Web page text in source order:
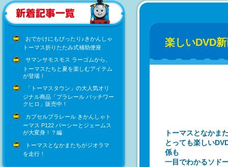
おでかけにもぴったり♪きかんしゃ
トーマス折りたたみ式補助便座
サマンサモスモス ラーゴムから、
トーマスたちと夏を楽しむアイテム
が登場！
「トーマスタウン」の大人気オリ
ジナル商品「プラレール パッチワー
クヒロ」販売中！
カプセルプラレール きかんしゃト
ーマス P122 パーシーとジェームス
が大変身！？編
トーマスとなかまたちがジオラマ
を走行！
楽しいDVD
トーマスとなかま
とっても楽しい
係も
一目でわかるソド